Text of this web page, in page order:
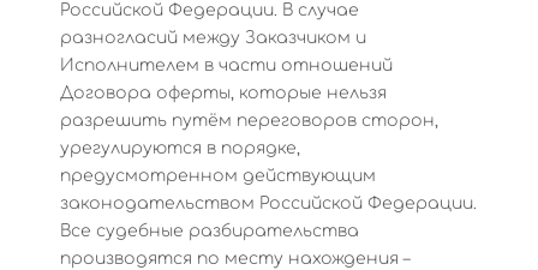
Российской Федерации. В случае
разногласий между Заказчиком и
Исполнителем в части отношений
Договора оферты, которые нельзя
разрешить путём переговоров сторон,
урегулируются в порядке,
предусмотренном действующим
законодательством Российской Федерации.
Все судебные разбирательства
производятся по месту нахождения –